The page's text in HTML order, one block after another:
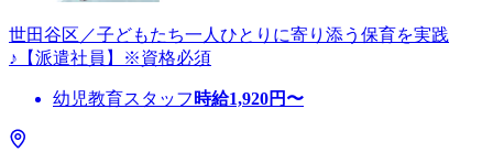
世田谷区／子どもたち一人ひとりに寄り添う保育を実践
♪【派遣社員】※資格必須
幼児教育スタッフ 時給1,920円〜